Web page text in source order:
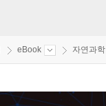
eBook 자연과학